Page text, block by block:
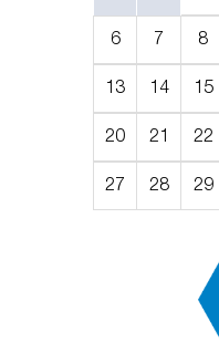
6 7 8
13 14 15
20 21 22
27 28 29